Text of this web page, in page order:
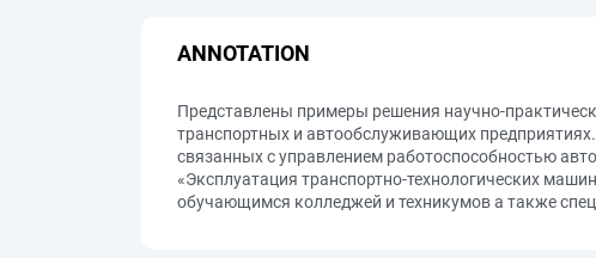
ANNOTATION
Представлены примеры решения научно-
транспортных и автообслуживающих
связанных с управлением работоспособностью
«Эксплуатация транспортно-технологических
обучающимся колледжей и техникумов а также